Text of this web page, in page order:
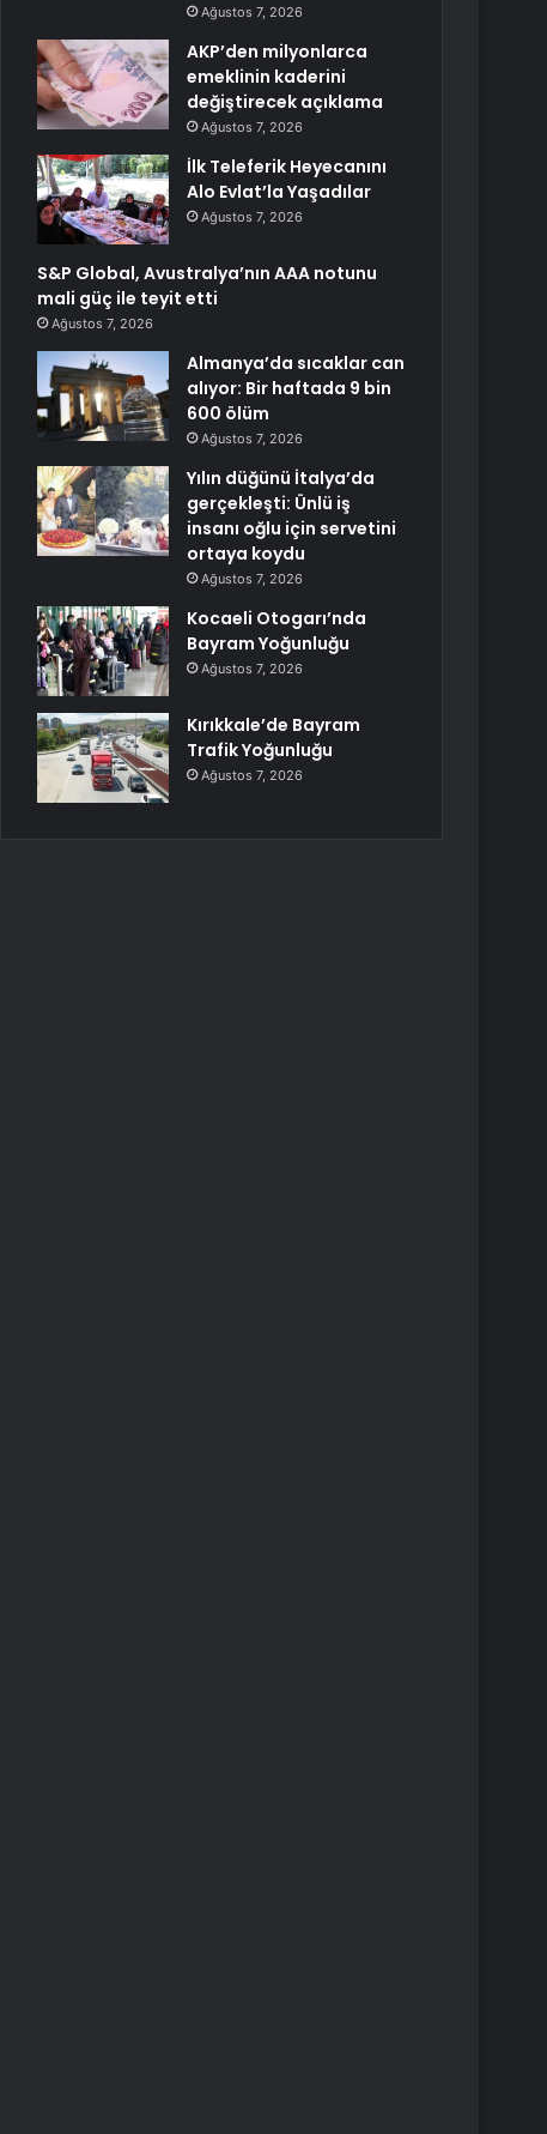
Ağustos 7, 2026
AKP’den milyonlarca
emeklinin kaderini
değiştirecek açıklama
Ağustos 7, 2026
İlk Teleferik Heyecanını
Alo Evlat’la Yaşadılar
Ağustos 7, 2026
S&P Global, Avustralya’nın AAA notunu
mali güç ile teyit etti
Ağustos 7, 2026
Almanya’da sıcaklar can
alıyor: Bir haftada 9 bin
600 ölüm
Ağustos 7, 2026
Yılın düğünü İtalya’da
gerçekleşti: Ünlü iş
insanı oğlu için servetini
ortaya koydu
Ağustos 7, 2026
Kocaeli Otogarı’nda
Bayram Yoğunluğu
Ağustos 7, 2026
Kırıkkale’de Bayram
Trafik Yoğunluğu
Ağustos 7, 2026